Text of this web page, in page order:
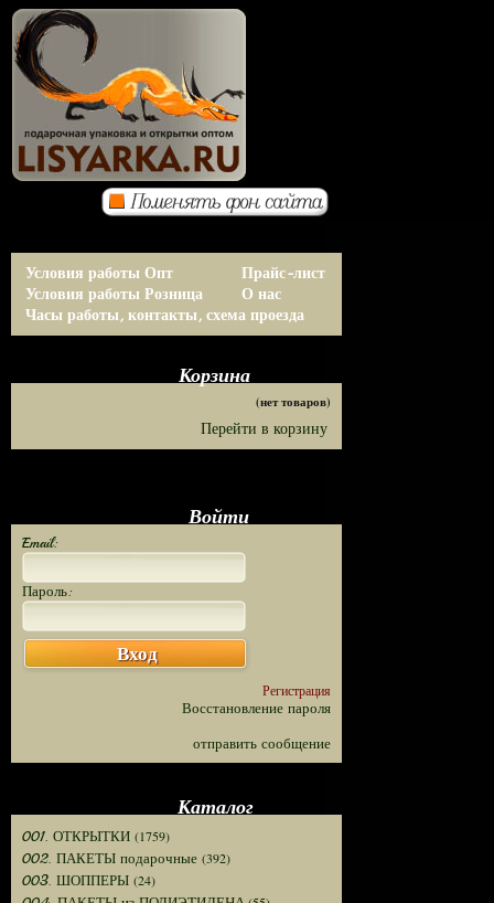
Условия работы Опт
Условия работы Розница
Прайс-лист
О нас
Часы работы, контакты, схема проезда
Корзина
(нет товаров)
Перейти в корзину
Войти
Email:
Пароль:
Вход
Регистрация
Восстановление пароля
отправить сообщение
Каталог
001. ОТКРЫТКИ (1759)
002. ПАКЕТЫ подарочные (392)
003. ШОППЕРЫ (24)